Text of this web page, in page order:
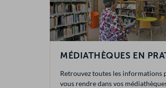
MÉDIATHÈQUES EN
Retrouvez toutes les informations
vous rendre dans vos